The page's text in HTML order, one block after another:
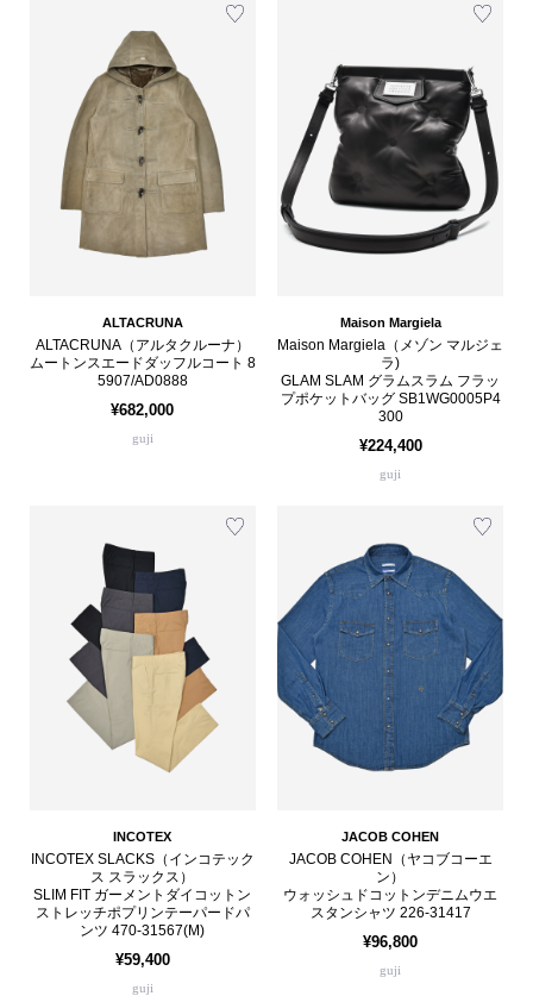
ALTACRUNA
ALTACRUNA（アルタクルーナ）
ムートンスエードダッフルコート 8
5907/AD0888
¥682,000
guji
Maison Margiela
Maison Margiela（メゾン マルジェ
ラ)
GLAM SLAM グラムスラム フラッ
プポケットバッグ SB1WG0005P4
300
¥224,400
guji
INCOTEX
INCOTEX SLACKS（インコテック
ス スラックス）
SLIM FIT ガーメントダイコットン
ストレッチポプリンテーパードパ
ンツ 470-31567(M)
¥59,400
guji
JACOB COHEN
JACOB COHEN（ヤコブコーエ
ン）
ウォッシュドコットンデニムウエ
スタンシャツ 226-31417
¥96,800
guji